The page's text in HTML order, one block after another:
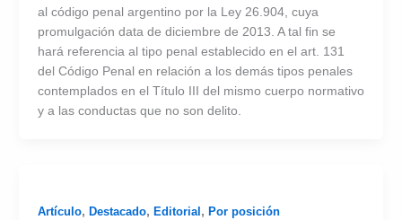
al código penal argentino por la Ley 26.904, cuya
promulgación data de diciembre de 2013. A tal fin se
hará referencia al tipo penal establecido en el art. 131
del Código Penal en relación a los demás tipos penales
contemplados en el Título III del mismo cuerpo normativo
y a las conductas que no son delito.
Artículo, Destacado, Editorial , Por posición